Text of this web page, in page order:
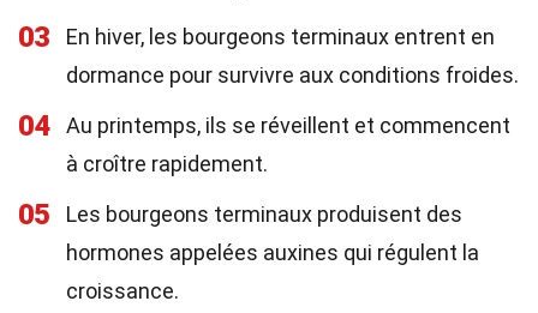
03
En hiver, les bourgeons terminaux entrent en
dormance pour survivre aux conditions froides.
04
Au printemps, ils se réveillent et commencent
à croître rapidement.
05
Les bourgeons terminaux produisent des
hormones appelées auxines qui régulent la
croissance.